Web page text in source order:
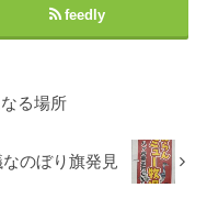
feedly
る場所
のぼり旗発見